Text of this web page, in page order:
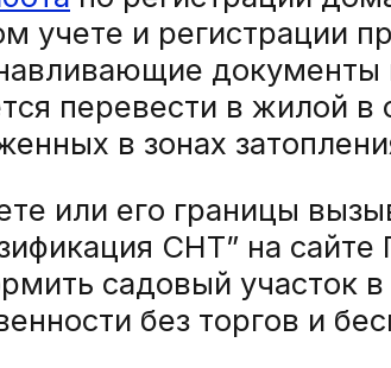
учете и регистрации
перевести в жилой в
в зонах
или его границы
СНТ” на
садовый участок
без торгов и